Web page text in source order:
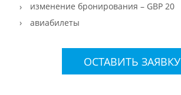
изменение бронирования – GBP 20
авиабилеты
ОСТАВИТЬ ЗАЯВКУ